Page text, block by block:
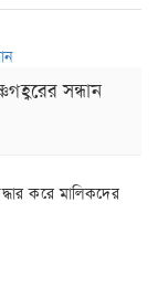
সন্ধান
করে মালিকদের